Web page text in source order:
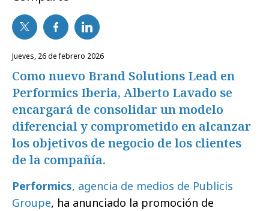
jueves, 26 de febrero 2026
Como nuevo Brand Solutions Lead en
Performics Iberia, Alberto Lavado se
encargará de consolidar un modelo
diferencial y comprometido en alcanzar
los objetivos de negocio de los clientes
de la compañía.
Performics, agencia de medios de Publicis
Groupe, ha anunciado la promoción de